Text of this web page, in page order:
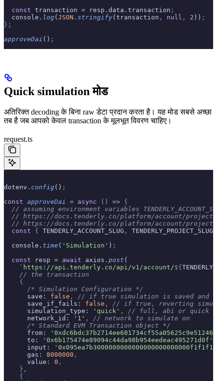
  const
transaction = resp . data . transaction ;
  console
. log( JSON . stringify(transaction , null , 2 )) ;
};
approveDai () ;
Quick simulation मोड
अतिरिक्त decoding के बिना raw डेटा प्रदान करता है। यह मोड सबसे अच्छा
तब है जब आपको केवल transaction के मूलभूत विवरण चाहिए।
request.ts
dotenv . config() ;
const approveDai = async () => {
// assuming environment variables
// https://docs.tenderly.co/platform/account/
// https://docs.tenderly.co/platform/account/
  const
{ TENDERLY_ACCOUNT_SLUG , TENDERLY_PROJECT_SLUG
  console
. time ( 'Simulation' ) ;
  const
resp = await axios . post (
    `https://api.tenderly.co/api/v1/account/
${
    // the transaction
    {
      /* Simulation Configuration */
      save
: false ,
// if true simulation is saved and
      save_if_fails
: false ,
// if true, reverting
      simulation_type
: 'quick' ,
// full, abi or quick
      network_id
: '1' ,
// network to simulate on
      /* Standard EVM Transaction object */
      from
:
      to
: '0x6b175474e89094c44da98b954eedeac495271d0f'
      input
:
      gas
: 8000000 ,
      value
: 0 ,
    },
    {